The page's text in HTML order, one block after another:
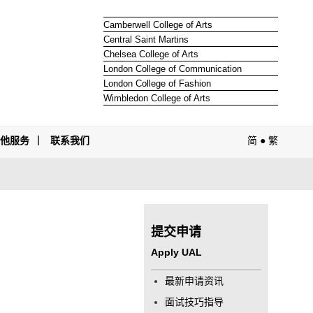
Camberwell College of Arts
Central Saint Martins
Chelsea College of Arts
London College of Communication
London College of Fashion
Wimbledon College of Arts
服务 联系我们 简 ● 繁
提交申请
Apply UAL
最新申请资讯
面试技巧指导